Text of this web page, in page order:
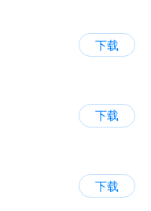
下载
下载
下载